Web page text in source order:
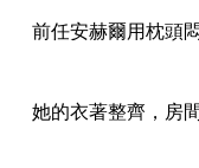
前任安赫爾用枕頭
她的衣著整齊，房